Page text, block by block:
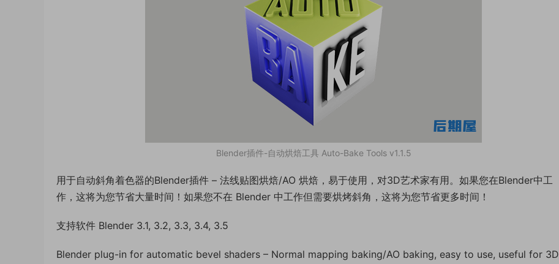
Blender插件-自动烘焙工具 Auto-Bake Tools v1.1.5
用于自动斜角着色器的Blender插件 – 法线贴图烘焙/AO 烘焙，易于使用，对3D艺术家有用。如果您在Blender中工
作，这将为您节省大量时间！如果您不在 Blender 中工作但需要烘烤斜角，这将为您节省更多时间！
支持软件 Blender 3.1, 3.2, 3.3, 3.4, 3.5
Blender plug-in for automatic bevel shaders – Normal mapping baking/AO baking, easy to use, useful for 3D